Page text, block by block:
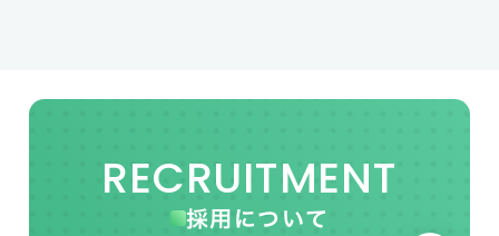
RECRUITMENT
採用について